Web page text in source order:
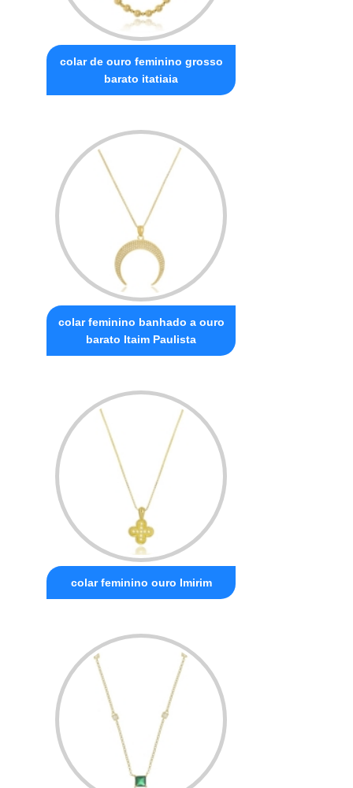
colar de ouro feminino grosso
barato itatiaia
colar feminino banhado a ouro
barato Itaim Paulista
colar feminino ouro Imirim